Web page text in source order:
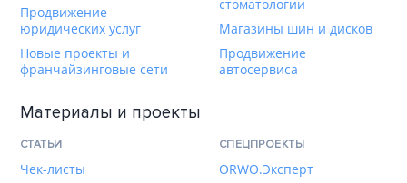
Продвижение
юридических услуг
Новые проекты и
франчайзинговые сети
стоматологии
Магазины шин и дисков
Продвижение
автосервиса
Материалы и проекты
СТАТЬИ
Чек-листы
СПЕЦПРОЕКТЫ
ORWO.Эксперт